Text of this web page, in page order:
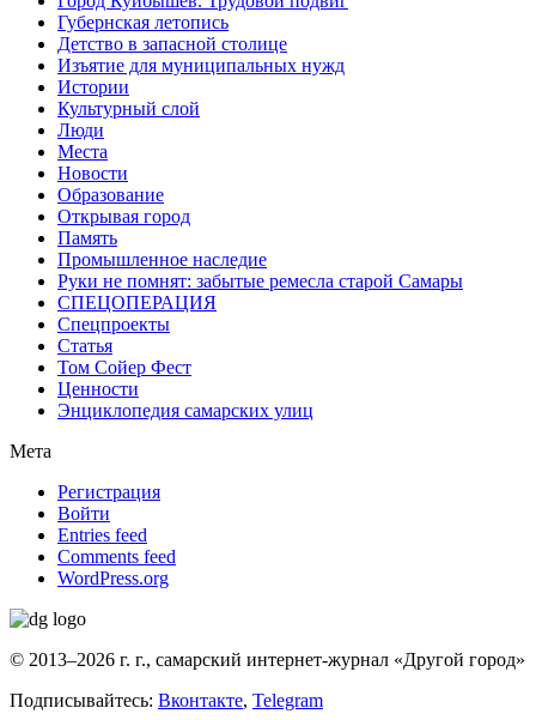
Губернская летопись
Детство в запасной столице
Изъятие для муниципальных нужд
Истории
Культурный слой
Люди
Места
Новости
Образование
Открывая город
Память
Промышленное наследие
Руки не помнят: забытые ремесла старой Самары
СПЕЦОПЕРАЦИЯ
Спецпроекты
Статья
Том Сойер Фест
Ценности
Энциклопедия самарских улиц
Мета
Регистрация
Войти
Entries feed
Comments feed
WordPress.org
© 2013–2026 г. г., самарский интернет-журнал «Другой город»
Подписывайтесь: Вконтакте, Telegram